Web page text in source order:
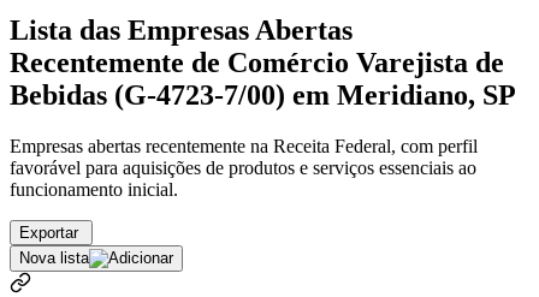
Lista das Empresas Abertas
Recentemente de Comércio Varejista de
Bebidas (G-4723-7/00) em Meridiano, SP
Empresas abertas recentemente na Receita Federal, com perfil
favorável para aquisições de produtos e serviços essenciais ao
funcionamento inicial.
Exportar
Nova lista